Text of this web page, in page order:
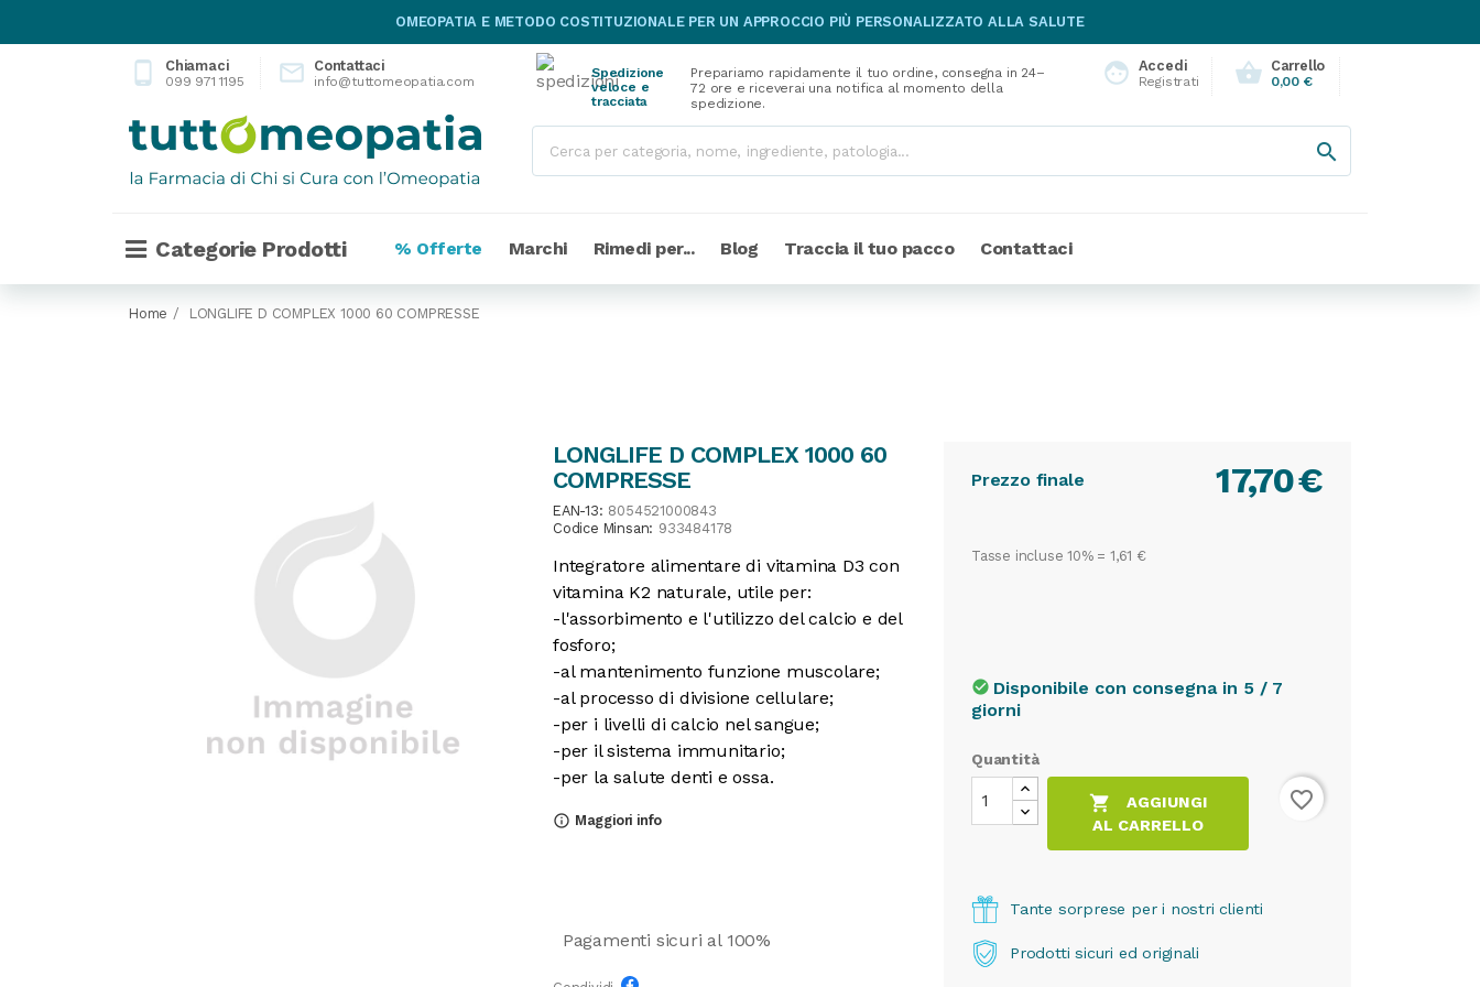
OMEOPATIA E METODO COSTITUZIONALE PER UN APPROCCIO PIÙ PERSONALIZZATO ALLA SALUTE
phone_android Chiamaci
099 971 1195  Contattaci
info@tuttomeopatia.com face Accedi
Registrati shopping_basket Carrello
0,00 €
Spedizione
veloce e
tracciata
Prepariamo rapidamente il tuo ordine, consegna in 24–
72 ore e riceverai una notifica al momento della
spedizione.

Categorie Prodotti % Offerte Marchi Rimedi per... Blog Traccia il tuo pacco Contattaci
Home LONGLIFE D COMPLEX 1000 60 COMPRESSE
LONGLIFE D COMPLEX 1000 60
COMPRESSE
EAN-13: 8054521000843
Codice Minsan: 933484178
Integratore alimentare di vitamina D3 con
vitamina K2 naturale, utile per:
-l'assorbimento e l'utilizzo del calcio e del
fosforo;
-al mantenimento funzione muscolare;
-al processo di divisione cellulare;
-per i livelli di calcio nel sangue;
-per il sistema immunitario;
-per la salute denti e ossa.
info_outline Maggiori info
Pagamenti sicuri al 100%
Prezzo finale €
17,70
Tasse incluse 10% = 1,61 €
check_circle Disponibile con consegna in 5 / 7
giorni
Quantità

AGGIUNGI
AL CARRELLO
favorite_border
Tante sorprese per i nostri clienti
Prodotti sicuri ed originali